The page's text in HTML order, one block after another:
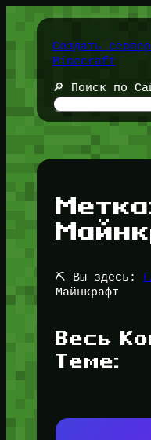
содержимому
Создать
Minecraft
🔎 Поиск по
⛏️ Вы здесь:
Майнкрафт
Весь
Теме: